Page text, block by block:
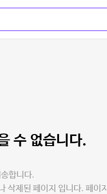
수 없습니다.
합니다.
삭제된 페이지 입니다. 페이지